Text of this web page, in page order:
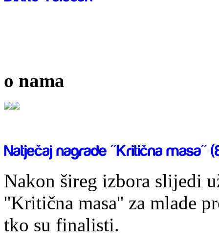
o nama
Nakon šireg izbora slijedi
''Kritična masa'' za mlade
tko su finalisti.